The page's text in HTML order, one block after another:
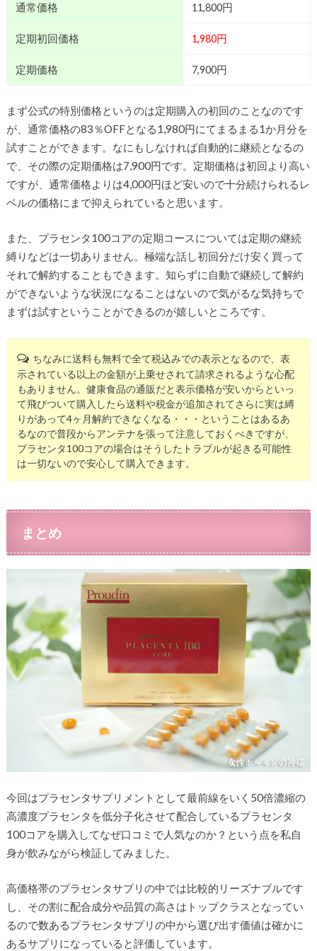
通常価格 11,800円
定期初回価格 1,980円
定期価格 7,900円
まず公式の特別価格というのは定期購入の初回のことなのです
が、通常価格の83％OFFとなる1,980円にてまるまる1か月分を
試すことができます。なにもしなければ自動的に継続となるの
で、その際の定期価格は7,900円です。定期価格は初回より高い
ですが、通常価格よりは4,000円ほど安いので十分続けられるレ
ベルの価格にまで抑えられていると思います。
また、プラセンタ100コアの定期コースについては定期の継続
縛りなどは一切ありません。極端な話し初回分だけ安く買って
それで解約することもできます。知らずに自動で継続して解約
ができないような状況になることはないので気がるな気持ちで
まずは試すということができるのが嬉しいところです。
ちなみに送料も無料で全て税込みでの表示となるので、表
示されている以上の金額が上乗せされて請求されるような心配
もありません。健康食品の通販だと表示価格が安いからといっ
て飛びついて購入したら送料や税金が追加されてさらに実は縛
りがあって4ヶ月解約できなくなる・・・ということはあるあ
るなので普段からアンテナを張って注意しておくべきですが、
プラセンタ100コアの場合はそうしたトラブルが起きる可能性
は一切ないので安心して購入できます。
まとめ
今回はプラセンタサプリメントとして最前線をいく50倍濃縮の
高濃度プラセンタを低分子化させて配合しているプラセンタ
100コアを購入してなぜ口コミで人気なのか？という点を私自
身が飲みながら検証してみました。
高価格帯のプラセンタサプリの中では比較的リーズナブルです
し、その割に配合成分や品質の高さはトップクラスとなってい
るので数あるプラセンタサプリの中から選び出す価値は確かに
あるサプリになっていると評価しています。